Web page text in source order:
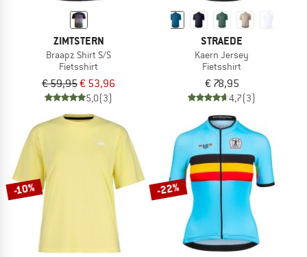
ZIMTSTERN
Braapz Shirt S/S
Fietsshirt
€ 59,95€ 53,96
5,0(3)
STRAEDE
Kaern Jersey
Fietsshirt
€ 78,95
4,7(3)
-10% -22%